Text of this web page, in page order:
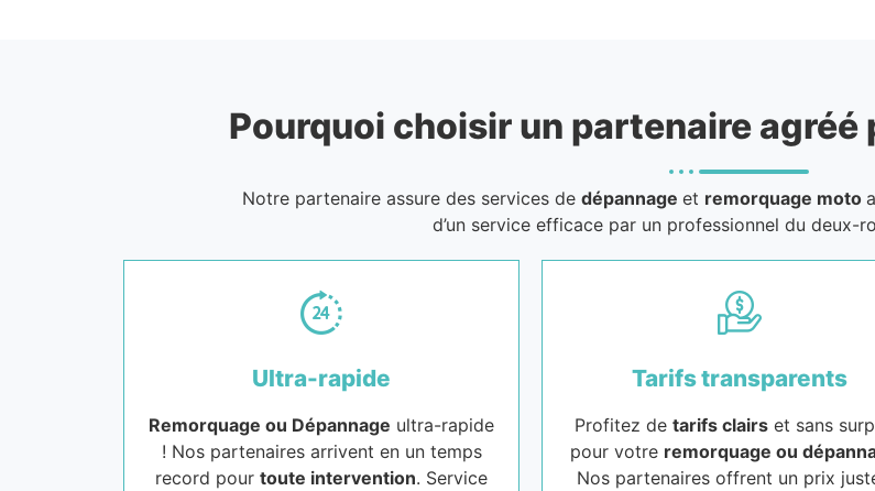
Pourquoi choisir un partenaire agréé
Notre partenaire assure des services de dépannage et remorquage moto
d’un service efficace par un professionnel du deux-
Ultra-rapide
Remorquage ou Dépannage ultra-rapide
! Nos partenaires arrivent en un temps
record pour toute intervention. Service
Tarifs transparents
Profitez de tarifs clairs et sans
pour votre remorquage ou
Nos partenaires offrent un prix